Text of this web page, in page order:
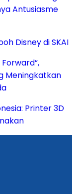
Antusiasme
Disney di SKAI
Meningkatkan
Printer 3D